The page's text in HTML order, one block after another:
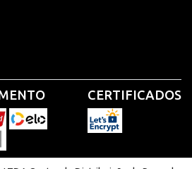
CERTIFICADOS